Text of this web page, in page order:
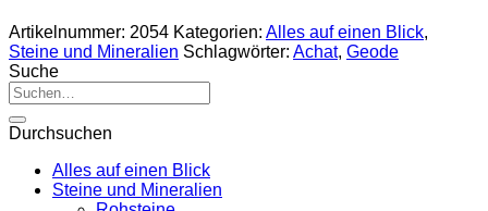
Artikelnummer: 2054 Kategorien: Alles auf einen Blick,
Steine und Mineralien Schlagwörter: Achat, Geode
Suche
Suche
nach:
Durchsuchen
Alles auf einen Blick
Steine und Mineralien